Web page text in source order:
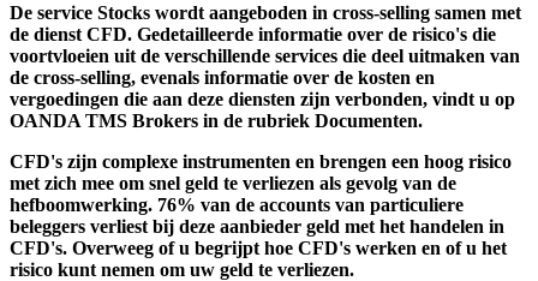
De service Stocks wordt aangeboden in cross-selling samen met
de dienst CFD. Gedetailleerde informatie over de risico's die
voortvloeien uit de verschillende services die deel uitmaken van
de cross-selling, evenals informatie over de kosten en
vergoedingen die aan deze diensten zijn verbonden, vindt u op
OANDA TMS Brokers in de rubriek Documenten.
CFD's zijn complexe instrumenten en brengen een hoog risico
met zich mee om snel geld te verliezen als gevolg van de
hefboomwerking. 76% van de accounts van particuliere
beleggers verliest bij deze aanbieder geld met het handelen in
CFD's. Overweeg of u begrijpt hoe CFD's werken en of u het
risico kunt nemen om uw geld te verliezen.